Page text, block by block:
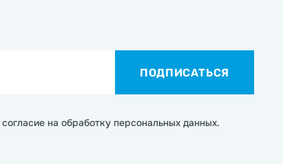
ПОДПИСАТЬСЯ
согласие на обработку персональных данных.